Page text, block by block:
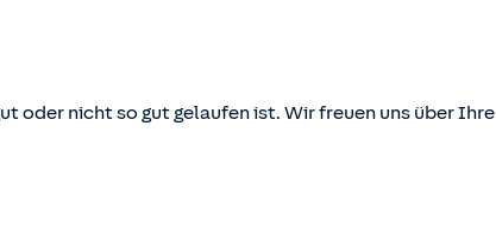
oder nicht so gut gelaufen ist. Wir freuen uns über Ihre